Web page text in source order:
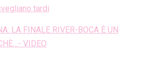
tardi
LA FINALE RIVER-BOCA È UN
VIDEO